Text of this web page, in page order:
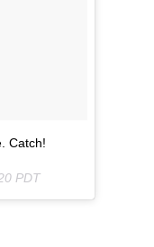
Catch!
PDT